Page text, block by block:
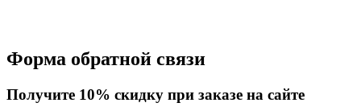
Форма обратной связи
Получите 10% скидку при заказе на сайте